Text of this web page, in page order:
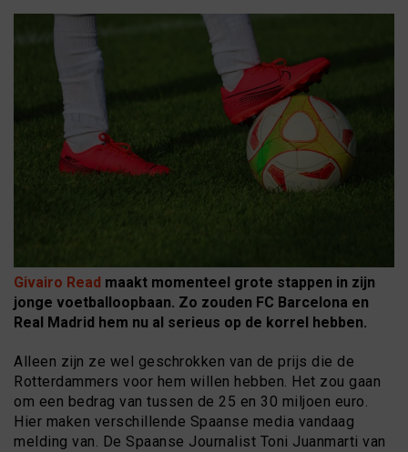
Givairo Read maakt momenteel grote stappen in zijn
jonge voetballoopbaan. Zo zouden FC Barcelona en
Real Madrid hem nu al serieus op de korrel hebben.
Alleen zijn ze wel geschrokken van de prijs die de
Rotterdammers voor hem willen hebben. Het zou gaan
om een bedrag van tussen de 25 en 30 miljoen euro.
Hier maken verschillende Spaanse media vandaag
melding van. De Spaanse Journalist Toni Juanmarti van